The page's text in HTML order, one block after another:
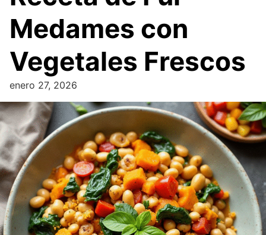
Medames con
Vegetales Frescos
enero 27, 2026